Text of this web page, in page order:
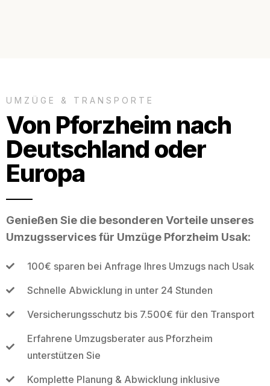
UMZÜGE & TRANSPORTE
Von Pforzheim nach
Deutschland oder
Europa
Genießen Sie die besonderen Vorteile unseres
Umzugsservices für Umzüge Pforzheim Usak:
100€ sparen bei Anfrage Ihres Umzugs nach Usak
Schnelle Abwicklung in unter 24 Stunden
Versicherungsschutz bis 7.500€ für den Transport
Erfahrene Umzugsberater aus Pforzheim
unterstützen Sie
Komplette Planung & Abwicklung inklusive